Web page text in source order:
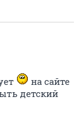
на сайте
детский